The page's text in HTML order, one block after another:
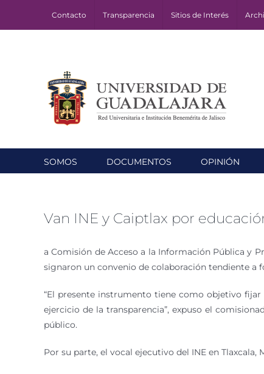
Contacto Transparencia Sitios de Interés
SOMOS DOCUMENTOS OPINIÓN
Van INE y Caiptlax por
a Comisión de Acceso a la Información Pública y
signaron un convenio de colaboración tendiente a
“El presente instrumento tiene como objetivo
ejercicio de la transparencia”, expuso el
público.
Por su parte, el vocal ejecutivo del INE en